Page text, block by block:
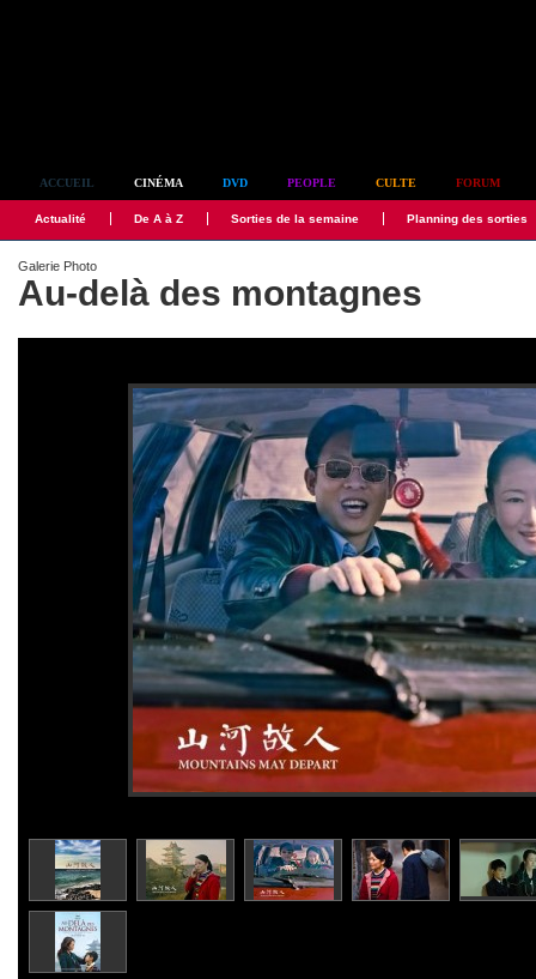
ACCUEIL CINÉMA DVD PEOPLE CULTE FORUM
Actualité De A à Z Sorties de la semaine Planning des sorties
Galerie Photo
Au-delà des montagnes